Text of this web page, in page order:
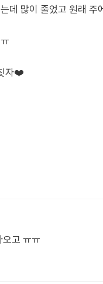
데 많이 줄었고 원래
자❤️
고 ㅠㅠ